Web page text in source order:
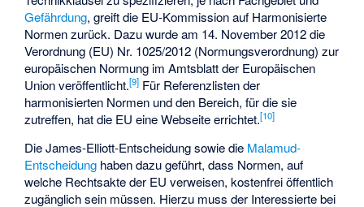
Gefährdung, greift die EU-Kommission auf Harmonisierte
Normen zurück. Dazu wurde am 14. November 2012 die
Verordnung (EU) Nr. 1025/2012 (Normungsverordnung) zur
europäischen Normung im Amtsblatt der Europäischen
Union veröffentlicht.[9] Für Referenzlisten der
harmonisierten Normen und den Bereich, für die sie
zutreffen, hat die EU eine Webseite errichtet.[10]
DieJames-Elliott-Entscheidungsowie die Malamud-
Entscheidung haben dazu geführt, dass Normen, auf
welche Rechtsakte der EU verweisen, kostenfrei öffentlich
zugänglich sein müssen. Hierzu muss der Interessierte bei